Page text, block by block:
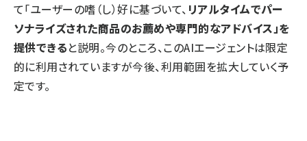
て「ユーザーの嗜（し）好に基づいて、 リアルタイムでパー
ソナライズされた商品のお薦めや専門的なアドバイス」を
提供できると説明。今のところ、このAIエージェントは限定
的に利用されていますが今後、利用範囲を拡大していく予
定です。